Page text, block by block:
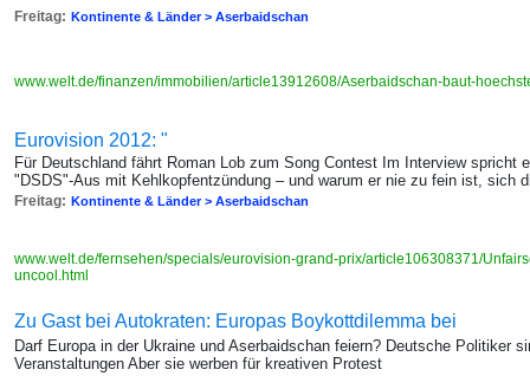
Freitag: Kontinente & Länder > Aserbaidschan
www.welt.de/finanzen/immobilien/article13912608/Aserbaidschan-baut-
Eurovision 2012: "
Für Deutschland fährt Roman Lob zum Song Contest Im Interview spricht
"DSDS"-Aus mit Kehlkopfentzündung – und warum er nie zu fein ist, sich
Freitag: Kontinente & Länder > Aserbaidschan
www.welt.de/fernsehen/specials/eurovision-grand-prix/article106308371/
uncool.html
Zu Gast bei Autokraten: Europas Boykottdilemma bei
Darf Europa in der Ukraine und Aserbaidschan feiern? Deutsche Politiker
Veranstaltungen Aber sie werben für kreativen Protest